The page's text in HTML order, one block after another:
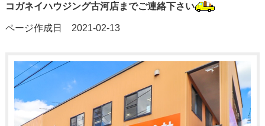
コガネイハウジング古河店までご連絡下さい
ページ作成日 2021-02-13